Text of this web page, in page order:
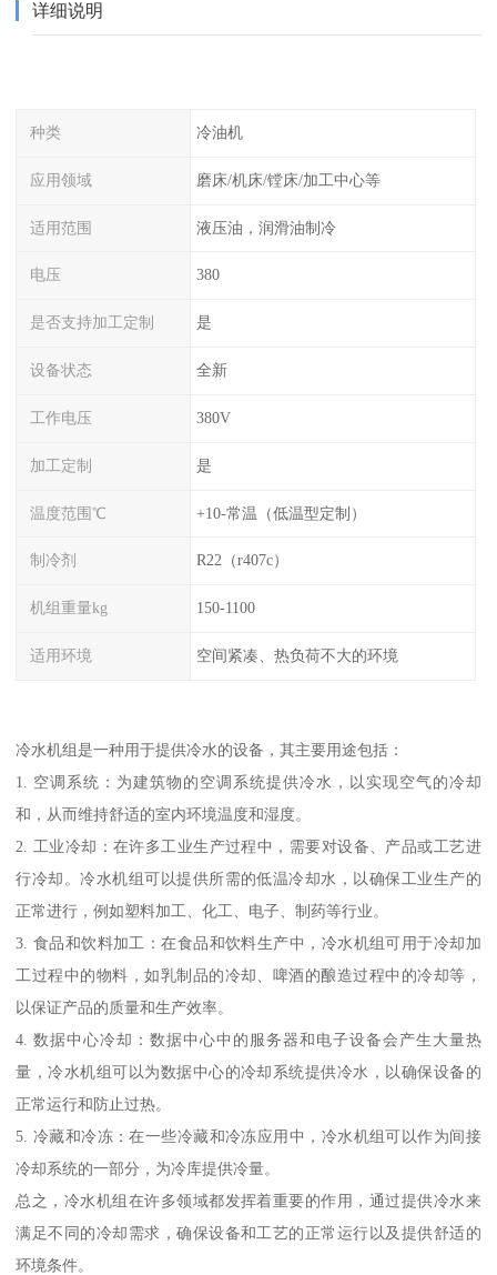
详细说明
种类 冷油机
应用领域 磨床/机床/镗床/加工中心等
适用范围 液压油，润滑油制冷
电压 380
是否支持加工定制 是
设备状态 全新
工作电压 380V
加工定制 是
温度范围℃ +10-常温（低温型定制）
制冷剂 R22（r407c）
机组重量kg 150-1100
适用环境 空间紧凑、热负荷不大的环境
冷水机组是一种用于提供冷水的设备，其主要用途包括：
1. 空调系统：为建筑物的空调系统提供冷水，以实现空气的冷却
和，从而维持舒适的室内环境温度和湿度。
2. 工业冷却：在许多工业生产过程中，需要对设备、产品或工艺进
行冷却。冷水机组可以提供所需的低温冷却水，以确保工业生产的
正常进行，例如塑料加工、化工、电子、制药等行业。
3. 食品和饮料加工：在食品和饮料生产中，冷水机组可用于冷却加
工过程中的物料，如乳制品的冷却、啤酒的酿造过程中的冷却等，
以保证产品的质量和生产效率。
4. 数据中心冷却：数据中心中的服务器和电子设备会产生大量热
量，冷水机组可以为数据中心的冷却系统提供冷水，以确保设备的
正常运行和防止过热。
5. 冷藏和冷冻：在一些冷藏和冷冻应用中，冷水机组可以作为间接
冷却系统的一部分，为冷库提供冷量。
总之，冷水机组在许多领域都发挥着重要的作用，通过提供冷水来
满足不同的冷却需求，确保设备和工艺的正常运行以及提供舒适的
环境条件。